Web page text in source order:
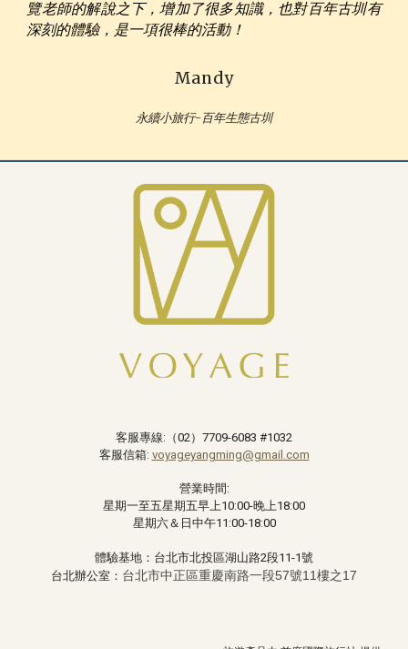
覽老師的解說之下，增加了很多知識，也對百年古圳有
深刻的體驗，是一項很棒的活動！
Mandy
永續小旅行-百年生態古圳
客服專線:（02） 7709-6083 #1032
客服信箱: voyageyangming@gmail.com
營業時間:
星期一至五星期五早上10:00-晚上18:00
星期六＆日中午11:00-18:00
體驗基地：台北市北投區湖山路2段11-1號
台北辦公室： 台北市中正區重慶南路一段57號11樓之17